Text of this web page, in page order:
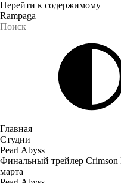
Перейти к содержимому
Rampaga
Главная
Студии
Pearl Abyss
Финальный трейлер Crimson
марта